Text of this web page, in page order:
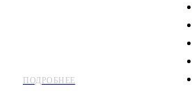
ПОДРОБНЕЕ